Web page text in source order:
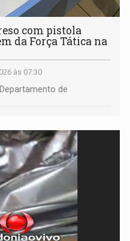
com pistola
da Força Tática na
às 07:30
de